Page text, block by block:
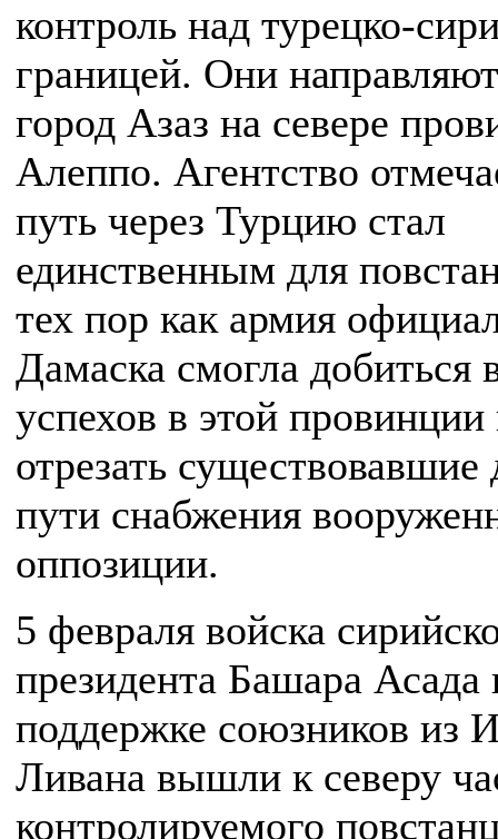
контроль над турецко-
границей. Они
город Азаз на севере
Алеппо. Агентство
путь через Турцию стал
единственным для
тех пор как армия
Дамаска смогла добиться
успехов в этой провинции
отрезать существовавшие
пути снабжения
оппозиции.
5 февраля войска
президента Башара Асада
поддержке союзников из
Ливана вышли к северу
контролируемого